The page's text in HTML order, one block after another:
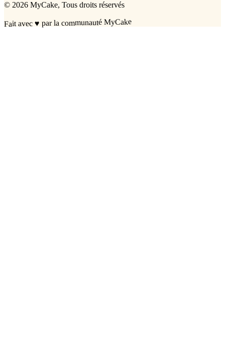
© 2026 MyCake, Tous droits réservés
Fait avec♥ par la communauté MyCake